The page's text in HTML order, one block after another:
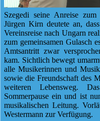
Szegedi seine Anreise
Jürgen Kirn deutete an,
Vereinsreise nach Ungarn
zum gemeinsamen Gulasch
Amtsantritt zwar
kam. Sichtlich bewegt
alle Musikerinnen und
sowie die Freundschaft des
weiteren Lebensweg.
Sommerpause ein und ist
musikalischen Leitung.
Westermann zur Verfügung.